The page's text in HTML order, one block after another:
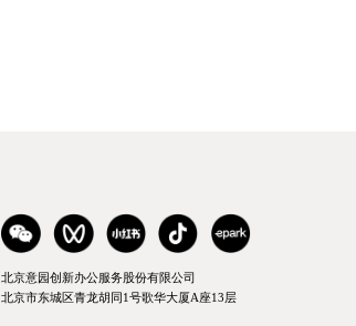
北京意园创新办公服务股份有限公司
北京市东城区青龙胡同1号歌华大厦A座13层